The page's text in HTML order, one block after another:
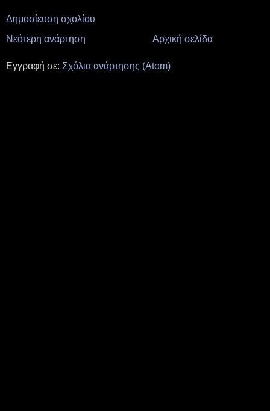
Δημοσίευση σχολίου
Νεότερη ανάρτηση
Αρχική σελίδα
Εγγραφή σε: Σχόλια ανάρτησης (Atom)